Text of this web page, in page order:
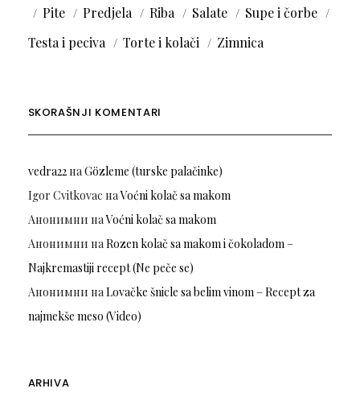
Pite
Predjela Riba Salate
Supe i čorbe
Testa i peciva
Torte i kolači Zimnica
SKORAŠNJI KOMENTARI
vedra22наGözleme (turske palačinke)
Igor Cvitkovac наVoćni kolač sa makom
Анонимни наVoćni kolač sa makom
Анонимни наRozen kolač sa makom i čokoladom –
Najkremastiji recept (Ne peče se)
Анонимни наLovačke šnicle sa belim vinom – Recept za
najmekše meso (Video)
ARHIVA